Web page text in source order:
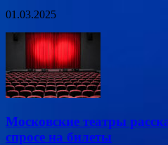
01.03.2025
Московские театры
спросе на билеты